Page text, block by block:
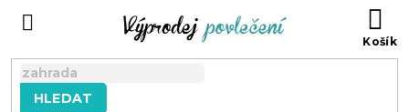
HLEDAT